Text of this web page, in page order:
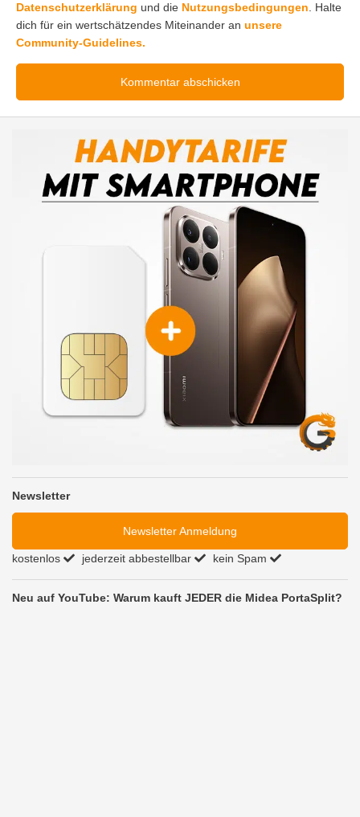
Datenschutzerklärung und die Nutzungsbedingungen . Halte
dich für ein wertschätzendes Miteinander an unsere
Community-Guidelines.
Newsletter
Newsletter Anmeldung
kostenlos jederzeit abbestellbar kein Spam
Neu auf YouTube: Warum kauft JEDER die Midea PortaSplit?